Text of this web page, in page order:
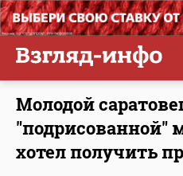
Молодой
"подрисованной"
хотел получить